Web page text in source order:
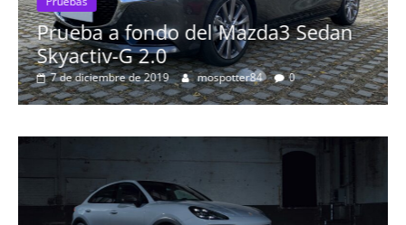
a fondo del Mazda3 Sedan
G 2.0
7 de diciembre de 2019 mospotter84 0
más
8 de